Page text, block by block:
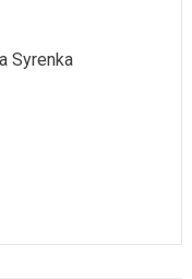
Syrenka